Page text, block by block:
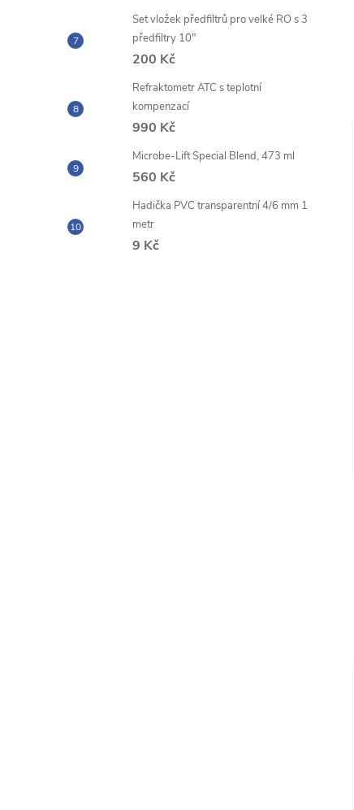
Set vložek předfiltrů pro velké RO s 3
předfiltry 10"
200 Kč
Refraktometr ATC s teplotní
kompenzací
990 Kč
Microbe-Lift Special Blend, 473 ml
560 Kč
Hadička PVC transparentní 4/6 mm 1
metr
9 Kč